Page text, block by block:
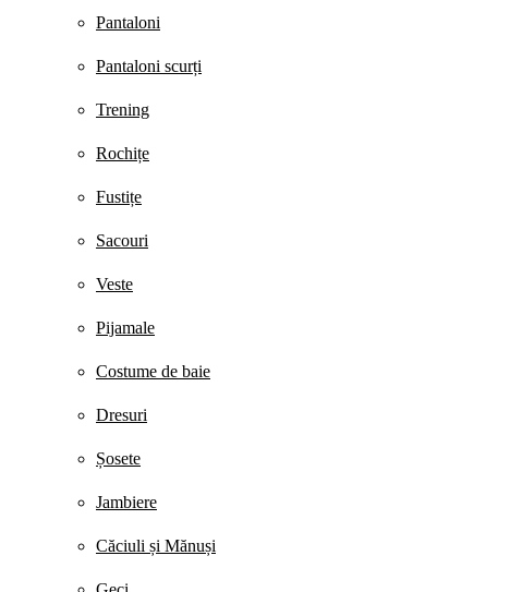
Pantaloni
Pantaloni scurți
Trening
Rochițe
Fustițe
Sacouri
Veste
Pijamale
Costume de baie
Dresuri
Șosete
Jambiere
Căciuli și Mănuși